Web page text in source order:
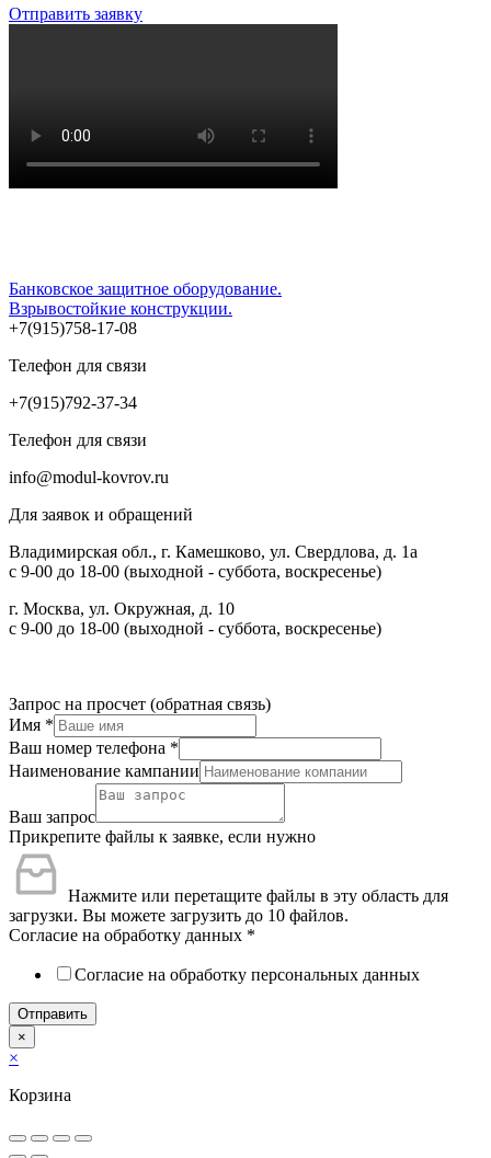
Отправить заявку
Банковское защитное оборудование.
Взрывостойкие конструкции.
+7(915)758-17-08
Телефон для связи
+7(915)792-37-34
Телефон для связи
info@modul-kovrov.ru
Для заявок и обращений
Владимирская обл., г. Камешково, ул. Свердлова, д. 1а
с 9-00 до 18-00 (выходной - суббота, воскресенье)
г. Москва, ул. Окружная, д. 10
с 9-00 до 18-00 (выходной - суббота, воскресенье)
Запрос на просчет (обратная связь)
Имя *
Ваш номер телефона *
Наименование кампании
Ваш запрос
Прикрепите файлы к заявке, если нужно
Нажмите или перетащите файлы в эту область для
загрузки. Вы можете загрузить до 10 файлов.
Согласие на обработку данных *
Согласие на обработку персональных данных
Отправить
×
×
Корзина